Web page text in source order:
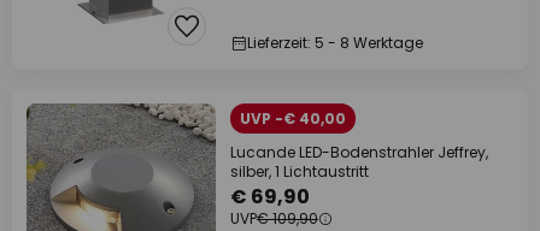
Lieferzeit: 5 - 8 Werktage
UVP -€ 40,00
Lucande LED-Bodenstrahler Jeffrey,
silber, 1 Lichtaustritt
€ 69,90
UVP€ 109,90